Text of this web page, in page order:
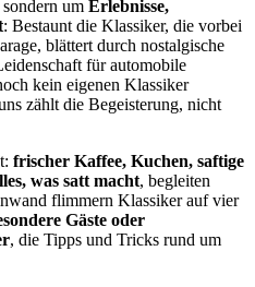
um Erlebnisse,
: Bestaunt die Klassiker, die vorbei
blättert durch nostalgische
für automobile
kein eigenen Klassiker
zählt die Begeisterung, nicht
frischer Kaffee, Kuchen, saftige
was satt macht, begleiten
flimmern Klassiker auf vier
Gäste oder
, die Tipps und Tricks rund um